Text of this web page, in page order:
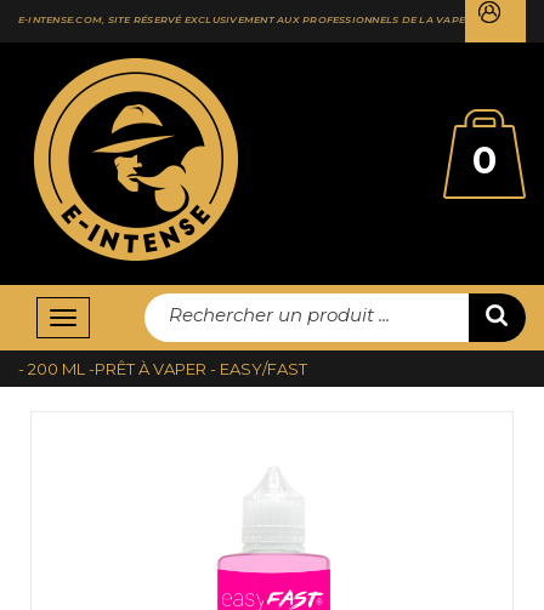
E-INTENSE.COM, SITE RÉSERVÉ EXCLUSIVEMENT AUX PROFESSIONNELS DE LA VAPE
Rechercher un produit ...
0
Basculer
la
navigation
ACCUEIL E-LIQUIDES
XTREME FRAMBOISE
- 200 ML -PRÊT À VAPER - EASY/FAST